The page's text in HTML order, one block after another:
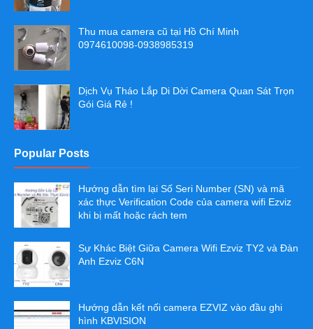
Thu mua camera cũ tại Hồ Chí Minh
0974610098-0938985319
Dịch Vụ Tháo Lắp Di Dời Camera Quan Sát Trọn
Gói Giá Rẻ !
Popular Posts
Hướng dẫn tìm lại Số Seri Number (SN) và mã
xác thực Verification Code của camera wifi Ezviz
khi bị mất hoặc rách tem
Sự Khác Biệt Giữa Camera Wifi Ezviz TY2 và Đàn
Anh Ezviz C6N
Hướng dẫn kết nối camera EZVIZ vào đầu ghi
hình KBVISION